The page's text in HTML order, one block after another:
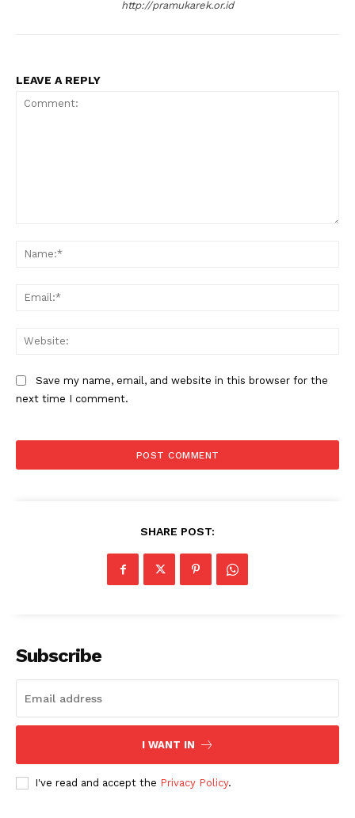
http://pramukarek.or.id
LEAVE A REPLY
Save my name, email, and website in this browser for the
next time I comment.
SHARE POST:
Subscribe
I WANT IN
I've read and accept the Privacy Policy.